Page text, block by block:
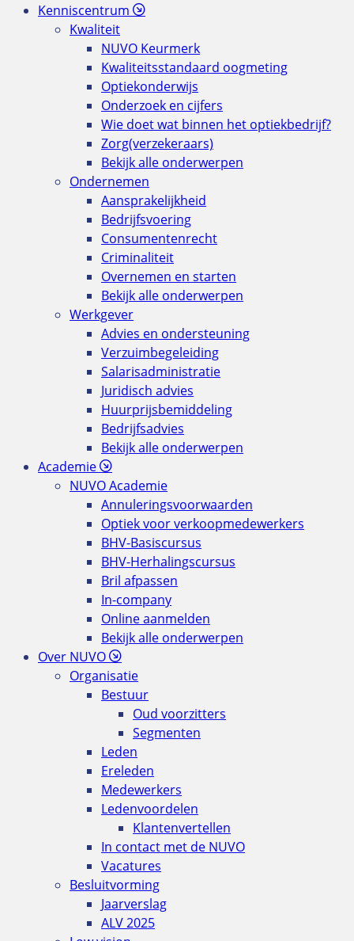
Kenniscentrum
Kwaliteit
NUVO Keurmerk
Kwaliteitsstandaard oogmeting
Optiekonderwijs
Onderzoek en cijfers
Wie doet wat binnen het optiekbedrijf?
Zorg(verzekeraars)
Bekijk alle onderwerpen
Ondernemen
Aansprakelijkheid
Bedrijfsvoering
Consumentenrecht
Criminaliteit
Overnemen en starten
Bekijk alle onderwerpen
Werkgever
Advies en ondersteuning
Verzuimbegeleiding
Salarisadministratie
Juridisch advies
Huurprijsbemiddeling
Bedrijfsadvies
Bekijk alle onderwerpen
Academie
NUVO Academie
Annuleringsvoorwaarden
Optiek voor verkoopmedewerkers
BHV-Basiscursus
BHV-Herhalingscursus
Bril afpassen
In-company
Online aanmelden
Bekijk alle onderwerpen
Over NUVO
Organisatie
Bestuur
Oud voorzitters
Segmenten
Leden
Ereleden
Medewerkers
Ledenvoordelen
Klantenvertellen
In contact met de NUVO
Vacatures
Besluitvorming
Jaarverslag
ALV 2025